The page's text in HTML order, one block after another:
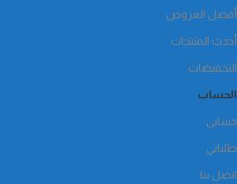
أفضل العروض
أحدث المنتجات
التخفيضات
الحساب
حسابي
طلباتي
اتصل بنا